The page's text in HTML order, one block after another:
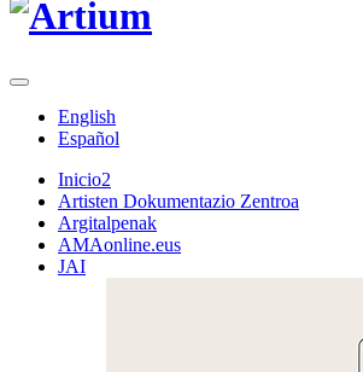
English
Español
Inicio2
Artisten Dokumentazio Zentroa
Argitalpenak
AMAonline.eus
JAI